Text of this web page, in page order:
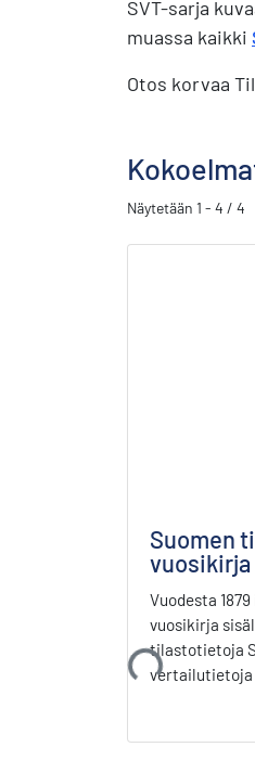
SVT-sarja
muassa kaikki
Otos korvaa
Näytetään 1 - 4 / 4
Ladataan...
Suomen
vuosikirja
Vuodesta
vuosikirja
tilastotietoja
vertailutietoja